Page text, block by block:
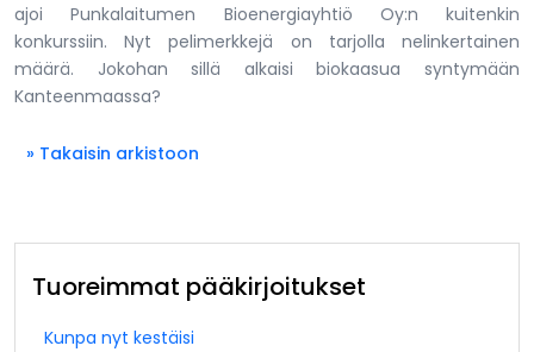
ajoi Punkalaitumen Bioenergiayhtiö Oy:n kuitenkin
konkurssiin. Nyt pelimerkkejä on tarjolla nelinkertainen
määrä. Jokohan sillä alkaisi biokaasua syntymään
Kanteenmaassa?
» Takaisin arkistoon
Tuoreimmat pääkirjoitukset
Kunpa nyt kestäisi